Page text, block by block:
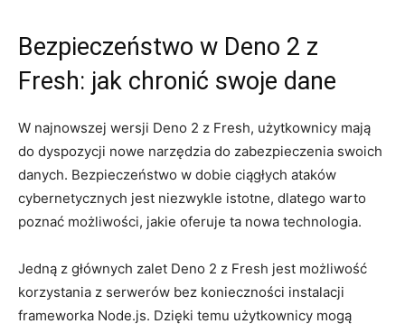
Bezpieczeństwo w Deno 2 z⁢
Fresh: jak chronić⁢ swoje dane
W najnowszej‍ wersji Deno 2 z Fresh, użytkownicy mają
do dyspozycji ‍nowe narzędzia do zabezpieczenia ⁣swoich
danych. Bezpieczeństwo w dobie ciągłych ataków
‍cybernetycznych jest ⁤niezwykle ⁤istotne, ‌dlatego‌ warto
poznać​ możliwości, ⁤jakie oferuje ta nowa ‌technologia.
Jedną z głównych‌ zalet⁤ Deno 2 z Fresh ‍jest możliwość​
korzystania z serwerów bez konieczności instalacji
⁣frameworka Node.js. Dzięki temu użytkownicy mogą